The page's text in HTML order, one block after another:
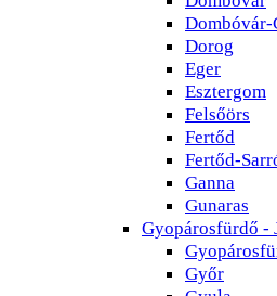
Dombóvár-
Dorog
Eger
Esztergom
Felsőörs
Fertőd
Fertőd-
Ganna
Gunaras
Gyopárosfürdő -
Győr